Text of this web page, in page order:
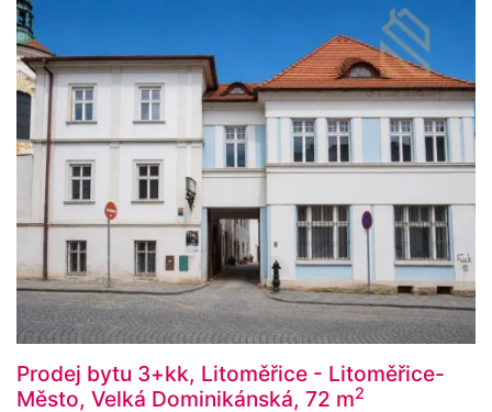
Prodej bytu 3+kk, Litoměřice - Litoměřice-
Město, Velká Dominikánská, 72 m2